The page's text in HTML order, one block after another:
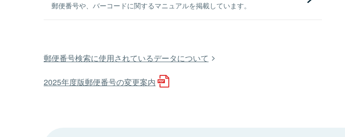
郵便番号や、バーコードに関するマニュアルを掲載しています。
郵便番号検索に使用されているデータについて
2025年度版郵便番号の変更案内